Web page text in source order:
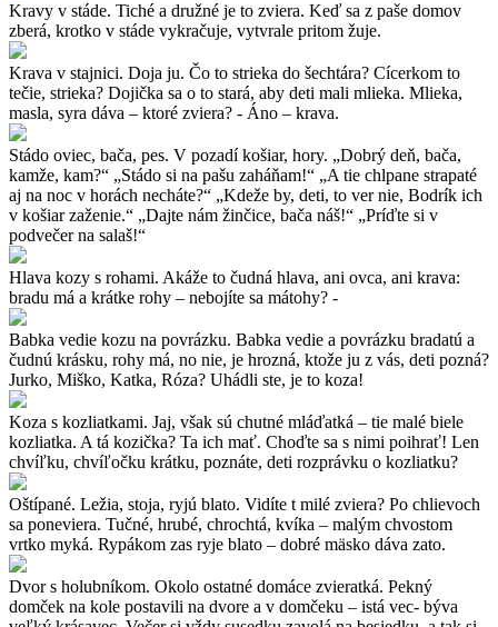
Kravy v stáde. Tiché a družné je to zviera. Keď sa z paše domov
zberá, krotko v stáde vykračuje, vytvrale pritom žuje.
Krava v stajnici. Doja ju. Čo to strieka do šechtára? Cícerkom to
tečie, strieka? Dojička sa o to stará, aby deti mali mlieka. Mlieka,
masla, syra dáva – ktoré zviera? - Áno – krava.
Stádo oviec, bača, pes. V pozadí košiar, hory. „Dobrý deň, bača,
kamže, kam?“ „Stádo si na pašu zaháňam!“ „A tie chlpane strapaté
aj na noc v horách necháte?“ „Kdeže by, deti, to ver nie, Bodrík ich
v košiar zaženie.“ „Dajte nám žinčice, bača náš!“ „Príďte si v
podvečer na salaš!“
Hlava kozy s rohami. Akáže to čudná hlava, ani ovca, ani krava:
bradu má a krátke rohy – nebojíte sa mátohy? -
Babka vedie kozu na povrázku. Babka vedie a povrázku bradatú a
čudnú krásku, rohy má, no nie, je hrozná, ktože ju z vás, deti pozná?
Jurko, Miško, Katka, Róza? Uhádli ste, je to koza!
Koza s kozliatkami. Jaj, však sú chutné mláďatká – tie malé biele
kozliatka. A tá kozička? Ta ich mať. Choďte sa s nimi poihrať! Len
chvíľku, chvíľočku krátku, poznáte, deti rozprávku o kozliatku?
Oštípané. Ležia, stoja, ryjú blato. Vidíte t milé zviera? Po chlievoch
sa poneviera. Tučné, hrubé, chrochtá, kvíka – malým chvostom
vrtko myká. Rypákom zas ryje blato – dobré mäsko dáva zato.
Dvor s holubníkom. Okolo ostatné domáce zvieratká. Pekný
domček na kole postavili na dvore a v domčeku – istá vec- býva